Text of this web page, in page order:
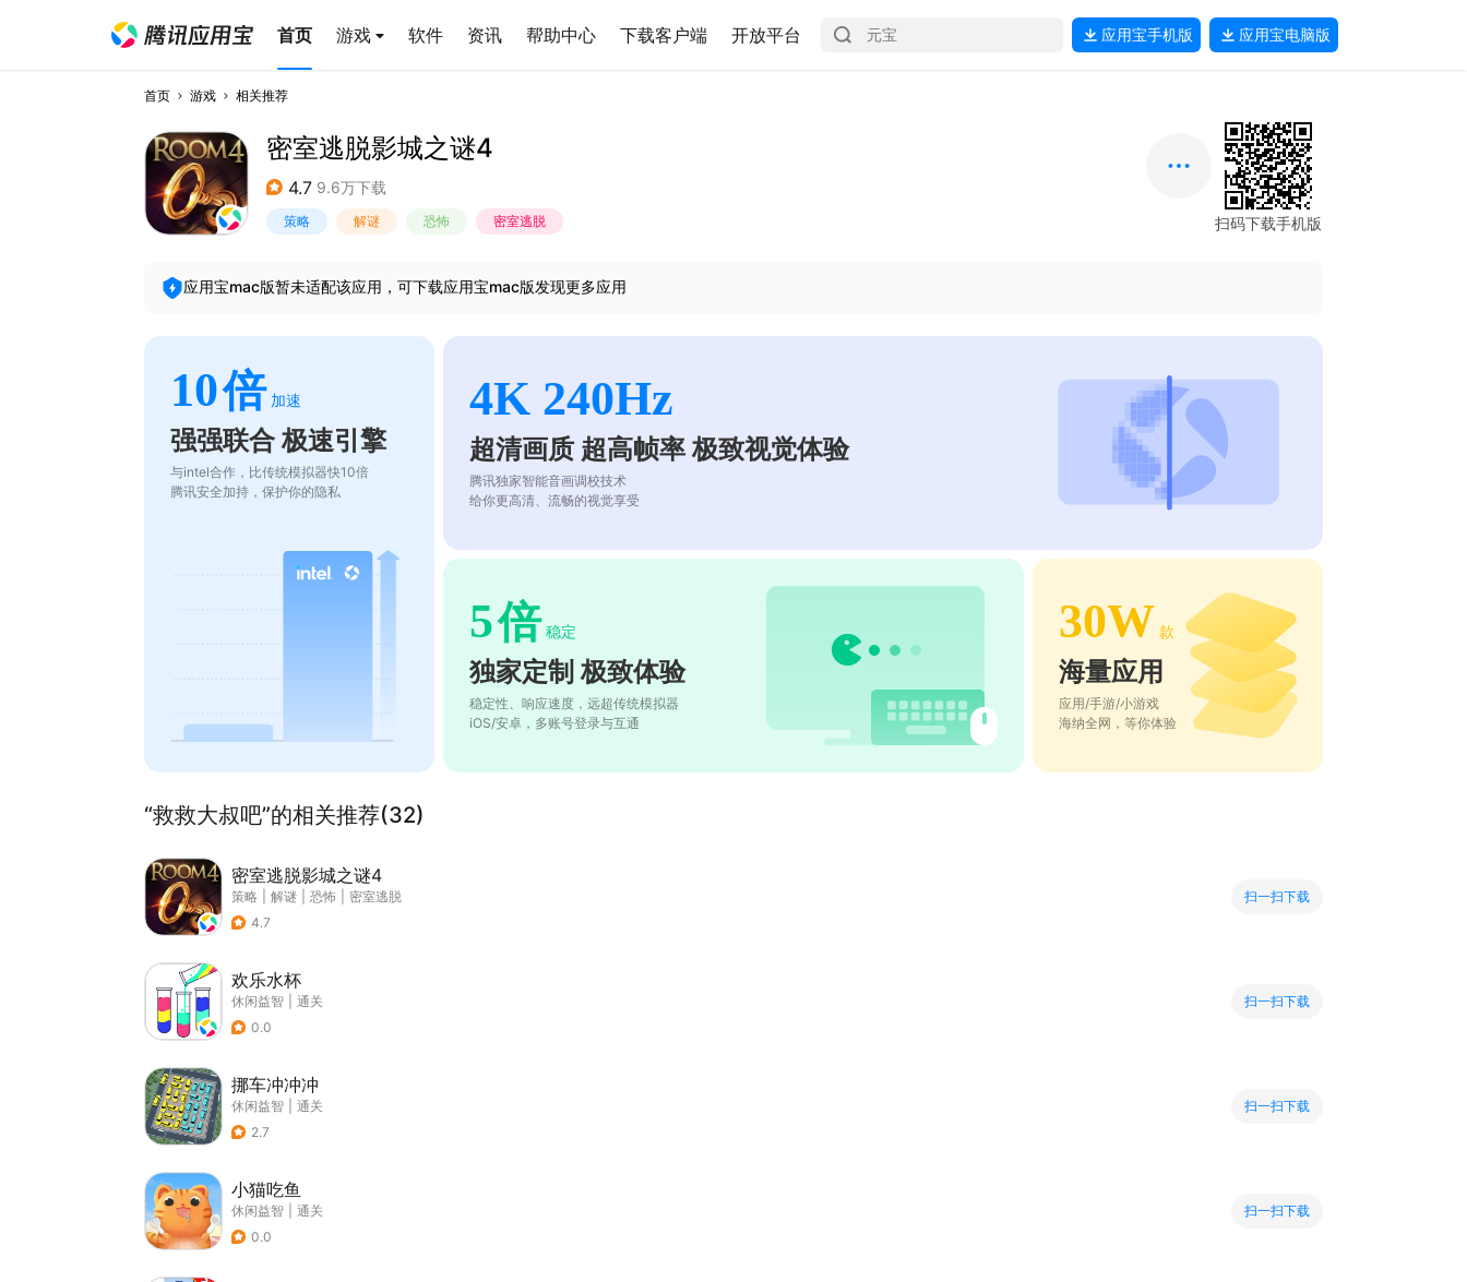
首页 游戏 软件 资讯 帮助中心 下载客户端 开放平台 应用宝手机版 应用宝电脑版
首页 游戏 相关推荐
密室逃脱影城之谜4
4.7 9.6万下载
策略 解谜 恐怖 密室逃脱 扫码下载手机版
应用宝mac版暂未适配该应用，可下载应用宝mac版发现更多应用
10倍 加速
强强联合 极速引擎
与intel合作，比传统模拟器快10倍
腾讯安全加持，保护你的隐私
4K 240Hz
超清画质 超高帧率 极致视觉体验
腾讯独家智能音画调校技术
给你更高清、流畅的视觉享受
5倍 稳定
独家定制 极致体验
稳定性、响应速度，远超传统模拟器
iOS/安卓，多账号登录与互通
30W 款
海量应用
应用/手游/小游戏
海纳全网，等你体验
“救救大叔吧”的相关推荐(32)
密室逃脱影城之谜4
策略 解谜 恐怖
密室逃脱
4.7
扫一扫下载
欢乐水杯
休闲益智
通关
0.0
扫一扫下载
挪车冲冲冲
休闲益智
通关
2.7
扫一扫下载
小猫吃鱼
休闲益智
通关
0.0
扫一扫下载